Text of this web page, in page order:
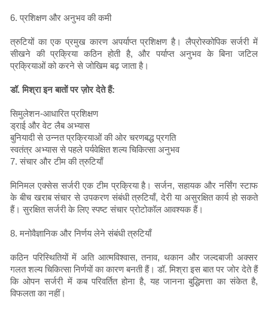
6. प्रशिक्षण और अनुभव की कमी
त्रुटियों का एक प्रमुख कारण अपर्याप्त प्रशिक्षण है। लैप्रोस्कोपिक सर्जरी में
सीखने की प्रक्रिया कठिन होती है, और पर्याप्त अनुभव के बिना जटिल
प्रक्रियाओं को करने से जोखिम बढ़ जाता है।
डॉ. मिश्रा इन बातों पर ज़ोर देते हैं:
सिमुलेशन-आधारित प्रशिक्षण
ड्राई और वेट लैब अभ्यास
बुनियादी से उन्नत प्रक्रियाओं की ओर चरणबद्ध प्रगति
स्वतंत्र अभ्यास से पहले पर्यवेक्षित शल्य चिकित्सा अनुभव
7. संचार और टीम की त्रुटियाँ
मिनिमल एक्सेस सर्जरी एक टीम प्रक्रिया है। सर्जन, सहायक और नर्सिंग स्टाफ
के बीच खराब संचार से उपकरण संबंधी त्रुटियाँ, देरी या असुरक्षित कार्य हो सकते
हैं। सुरक्षित सर्जरी के लिए स्पष्ट संचार प्रोटोकॉल आवश्यक हैं।
8. मनोवैज्ञानिक और निर्णय लेने संबंधी त्रुटियाँ
कठिन परिस्थितियों में अति आत्मविश्वास, तनाव, थकान और जल्दबाजी अक्सर
गलत शल्य चिकित्सा निर्णयों का कारण बनती हैं। डॉ. मिश्रा इस बात पर जोर देते हैं
कि ओपन सर्जरी में कब परिवर्तित होना है, यह जानना बुद्धिमत्ता का संकेत है,
विफलता का नहीं।